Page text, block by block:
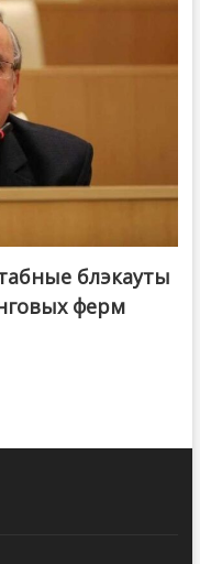
блэкауты
ферм